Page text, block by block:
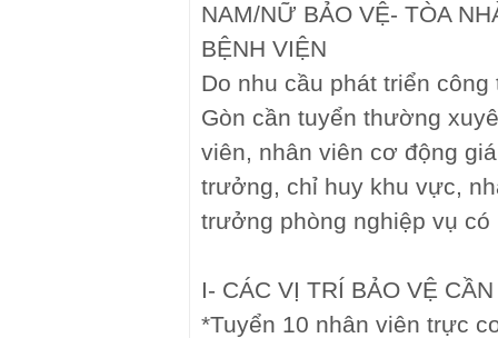
NAM/NỮ BẢO VỆ- TÒA
BỆNH VIỆN
Do nhu cầu phát triển
Gòn cần tuyển thường
viên, nhân viên cơ động
trưởng, chỉ huy khu vực,
trưởng phòng nghiệp vụ có
I- CÁC VỊ TRÍ BẢO VỆ
*Tuyển 10 nhân viên trực